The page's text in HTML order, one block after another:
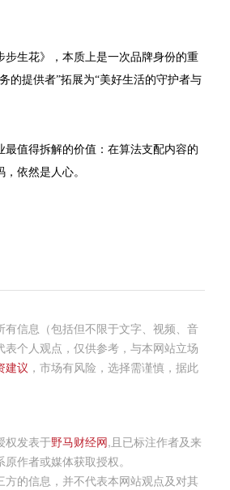
步生花》，本质上是一次品牌身份的重
的提供者”拓展为“美好生活的守护者与
最值得拆解的价值：在算法支配内容的
依然是人心。
有信息（包括但不限于文字、视频、音
表个人观点，仅供参考，与本网站立场
建议 ，市场有风险，选择需谨慎，据此
权发表于野马财经网,且已标注作者及来
作者或媒体获取授权。
方的信息，并不代表本网站观点及对其